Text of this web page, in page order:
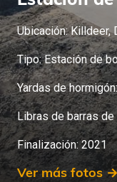
Ubicación: Killdeer,
Tipo: Estación de
Yardas de
Libras de barras
Finalización: 2021
Ver más fotos →